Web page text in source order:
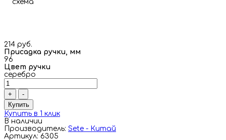
214 руб.
Присадка ручки, мм
96
Цвет ручки
серебро
+
-
Купить
Купить в 1 клик
В наличии
Производитель: Sete - Китай
Артикул: 6305